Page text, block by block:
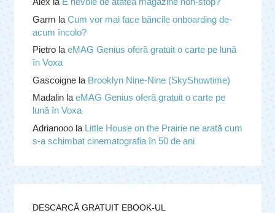
Garm la Cum vor mai face băncile onboarding de-
acum încolo?
Pietrola eMAG Genius oferă gratuit o carte pe lună
în Voxa
Gascoignela Brooklyn Nine-Nine (SkyShowtime)
Madalinla eMAG Genius oferă gratuit o carte pe
lună în Voxa
Adrianooola Little House on the Prairie ne arată cum
s-a schimbat cinematografia în 50 de ani
DESCARCĂ GRATUIT EBOOK-UL